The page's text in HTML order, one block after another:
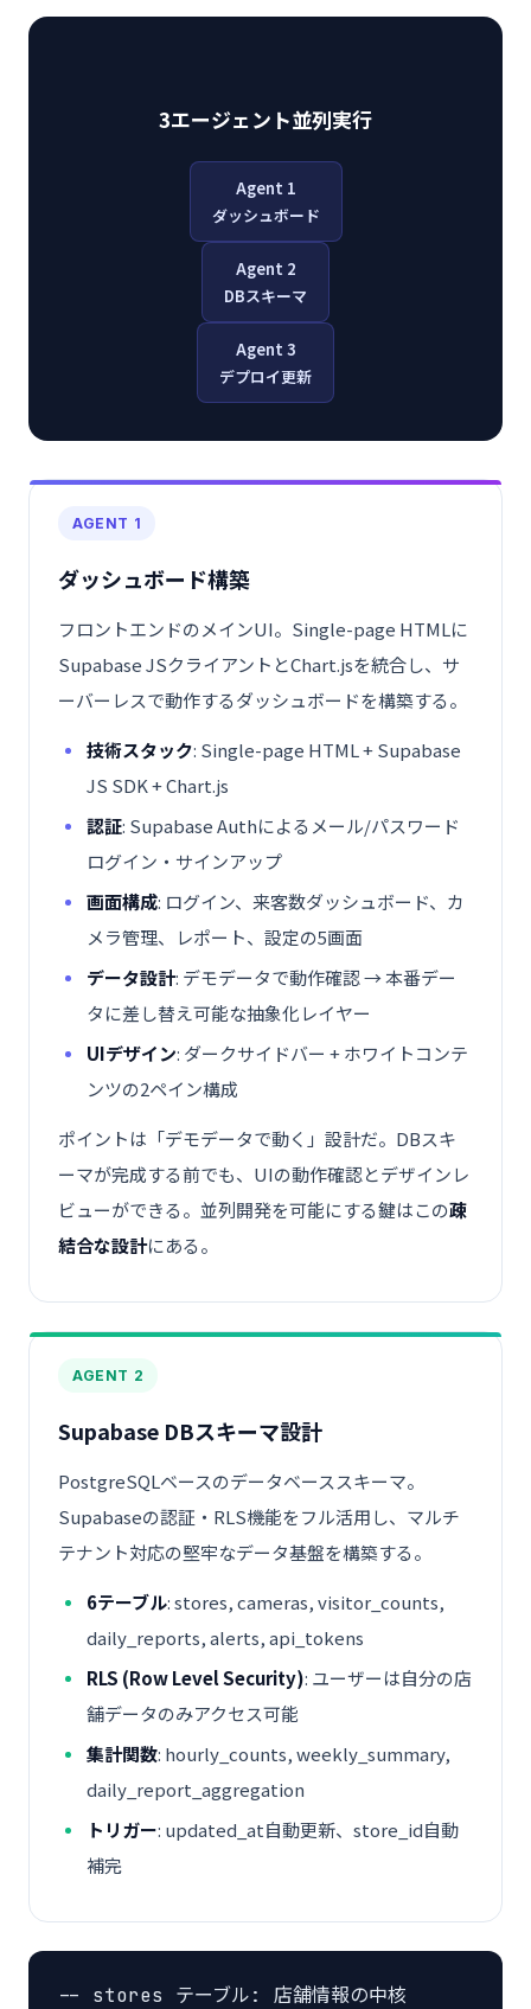
3エージェント並列実行
Agent 1
ダッシュボード
Agent 2
DBスキーマ
Agent 3
デプロイ更新
AGENT 1
ダッシュボード構築
フロントエンドのメインUI。Single-page HTMLに
Supabase JSクライアントとChart.jsを統合し、サ
ーバーレスで動作するダッシュボードを構築する。
技術スタック: Single-page HTML + Supabase
JS SDK + Chart.js
認証: Supabase Authによるメール/パスワード
ログイン・サインアップ
画面構成: ログイン、来客数ダッシュボード、カ
メラ管理、レポート、設定の5画面
データ設計: デモデータで動作確認 → 本番デー
タに差し替え可能な抽象化レイヤー
UIデザイン: ダークサイドバー + ホワイトコンテ
ンツの2ペイン構成
ポイントは「デモデータで動く」設計だ。DBスキ
ーマが完成する前でも、UIの動作確認とデザインレ
ビューができる。並列開発を可能にする鍵はこの疎
結合な設計にある。
AGENT 2
Supabase DBスキーマ設計
PostgreSQLベースのデータベーススキーマ。
Supabaseの認証・RLS機能をフル活用し、マルチ
テナント対応の堅牢なデータ基盤を構築する。
6テーブル: stores, cameras, visitor_counts,
daily_reports, alerts, api_tokens
RLS (Row Level Security): ユーザーは自分の店
舗データのみアクセス可能
集計関数: hourly_counts, weekly_summary,
daily_report_aggregation
トリガー: updated_at自動更新、store_id自動
補完
-- stores テーブル: 店舗情報の中核